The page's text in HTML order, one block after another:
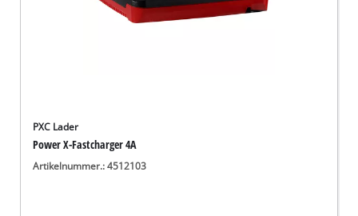
PXC Lader
Power X-Fastcharger 4A
Artikelnummer.: 4512103